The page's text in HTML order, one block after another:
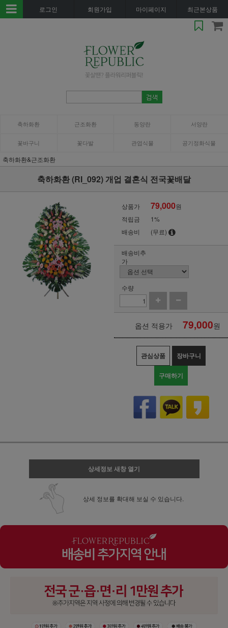
로그인 회원가입 마이페이지 최근본상품
축하화환 근조화환 동양란 서양란
꽃바구니 꽃다발 관엽식물 공기정화식물
축하화환&근조화환
축하화환 (RI_092) 개업 결혼식 전국꽃배달
상품가 79,000원
적립금
1%
배송비
(무료)
배송비추
가
수량
옵션 적용가 79,000원
관심상품 장바구니
구매하기
상세정보 새창 열기
상세 정보를 확대해 보실 수 있습니다.